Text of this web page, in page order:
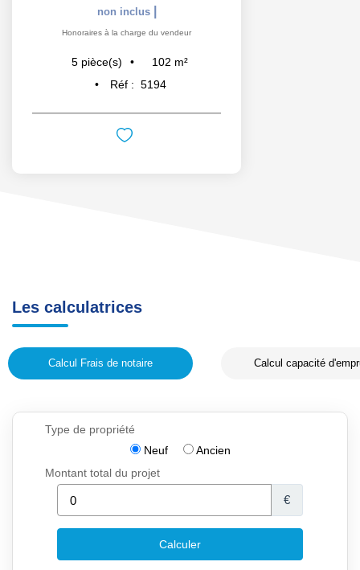
non inclus
Honoraires à la charge du vendeur
5 pièce(s) 102 m²
Réf : 5194
Les calculatrices
Calcul Frais de notaire Calcul capacité